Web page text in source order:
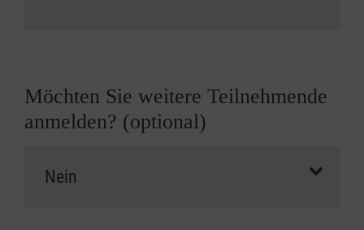
Möchten Sie weitere Teilnehmende
anmelden? (optional)